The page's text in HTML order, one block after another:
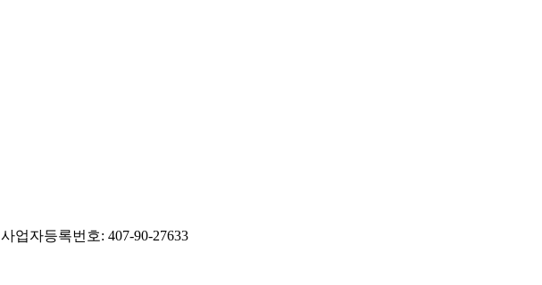
사업자등록번호: 407-90-27633